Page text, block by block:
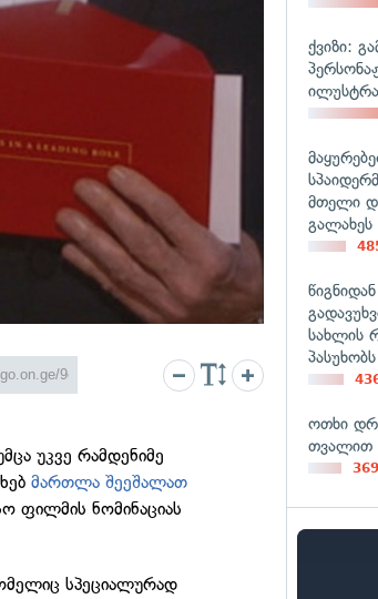
უკვე რამდენიმე
მართლა შეეშალათ
ფილმის ნომინაციას
სპეციალურად
ქვიზი:
მთელი
გალახეს
სახლის
პასუხობს
ოთხი
თვალით
369